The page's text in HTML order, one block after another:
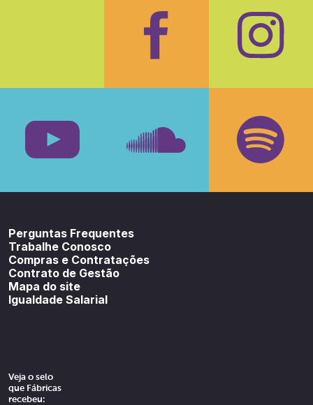
Facebook
Perguntas Frequentes
Trabalhe Conosco
Compras e Contratações
Contrato de Gestão
Mapa do site
Igualdade Salarial
Veja o selo
que Fábricas
recebeu: